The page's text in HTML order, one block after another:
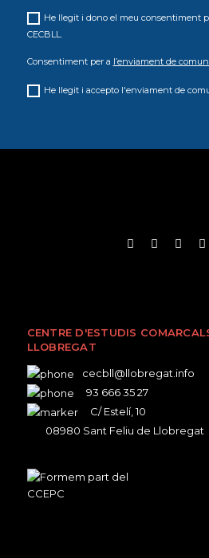
He llegit i dono el meu consentiment
CECBLL.
Consentiment per a l’enviament de
He llegit i accepto l'enviament de
CENTRE D'ESTUDIS
LLOBREGAT
cecbll@llobregat.info
93 666 35 27
C/ Estelí, 10
08980 Sant Feliu de Llobregat